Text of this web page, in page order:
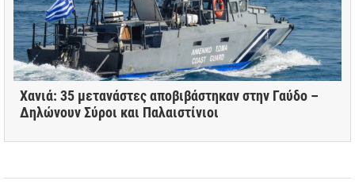
Χανιά: 35 μετανάστες αποβιβάστηκαν στην Γαύδο –
Δηλώνουν Σύροι και Παλαιστίνιοι